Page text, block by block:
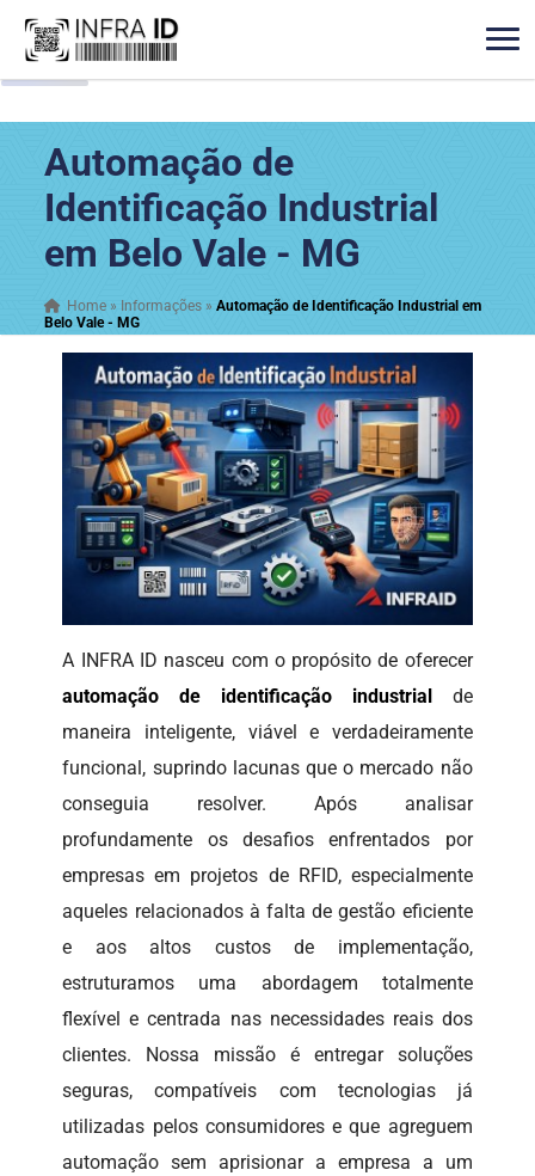
Automação de
Identificação Industrial
em Belo Vale - MG
Home » Informações »Automação de Identificação Industrial em
Belo Vale - MG
A INFRA ID nasceu com o propósito de oferecer
automação de identificação industrial
de
maneira inteligente, viável e verdadeiramente
funcional, suprindo lacunas que o mercado não
conseguia resolver. Após analisar
profundamente os desafios enfrentados por
empresas em projetos de RFID, especialmente
aqueles relacionados à falta de gestão eficiente
e aos altos custos de implementação,
estruturamos uma abordagem totalmente
flexível e centrada nas necessidades reais dos
clientes. Nossa missão é entregar soluções
seguras, compatíveis com tecnologias já
utilizadas pelos consumidores e que agreguem
automação sem aprisionar a empresa a um